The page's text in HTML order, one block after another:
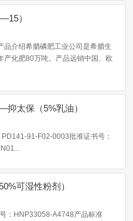
）
品介绍希腊磷肥工业公司是希腊生
产化肥80万吨。产品远销中国、欧
太保（5%乳油）
91-F02-0003批准证书号：
可湿性粉剂）
：HNP33058-A4748产品标准